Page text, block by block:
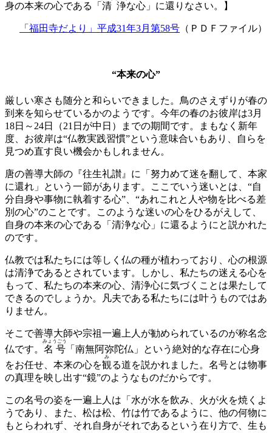
身の本来の心である「 清浄な心」に還りなさい。】
「福田寺だより」平成31年3月第58号 （ＰＤＦファイル）
“本来の心”
厳しい寒さも随分と和らいできました。鳥のさえずりが春の
到来を知らせているかのようです。今年の春のお彼岸は3月
18日～24日（21日が中日）までの期間です。まもなく新年
度、お彼岸は“仏教実践習慣”という意味合いもあり、自らを
見つめ直す良い機会かもしれません。
唐の善導大師の『往生礼讃』に「努力めて迷を翻して、本家
に還れ」という一節があります。ここでいう迷いとは、“自
分自身や事物に執着する心”、“あれこれと人や物を比べる差
別の心”のことです。このような迷いの心をひるがえして、
自身の本来の心である「清浄な心」に還るようにと説かれた
のです。
仏教では私たちには等しく仏の種が植わっており、心の根源
は清浄であるとされています。しかし、私たちの迷える心を
もって、私たちの本来の心、清浄心に気づくことは果たして
できるのでしょうか。凡夫である私たちには叶うものではあ
りません。
そこで善導大師や宗祖一遍上人が勧められているのが称名念
仏です。 名号
みょうごう
「南無阿弥陀仏」という絶対的な存在に心身
をお任せ、本来の心を観
み
る道を説かれました。名号とは物事
の真理を映し出す“鏡”のようなものだからです。
この名号の姿を一遍上人は「水が水を飲み、火が火を焼くよ
うであり、また、松は松、竹は竹であるように、他の何物に
もとらわれず、それ自身がそれであるという在り方で、生も